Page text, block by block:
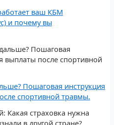
ваш КБМ
и почему вы
Пошаговая инструкция
спортивной травмы.